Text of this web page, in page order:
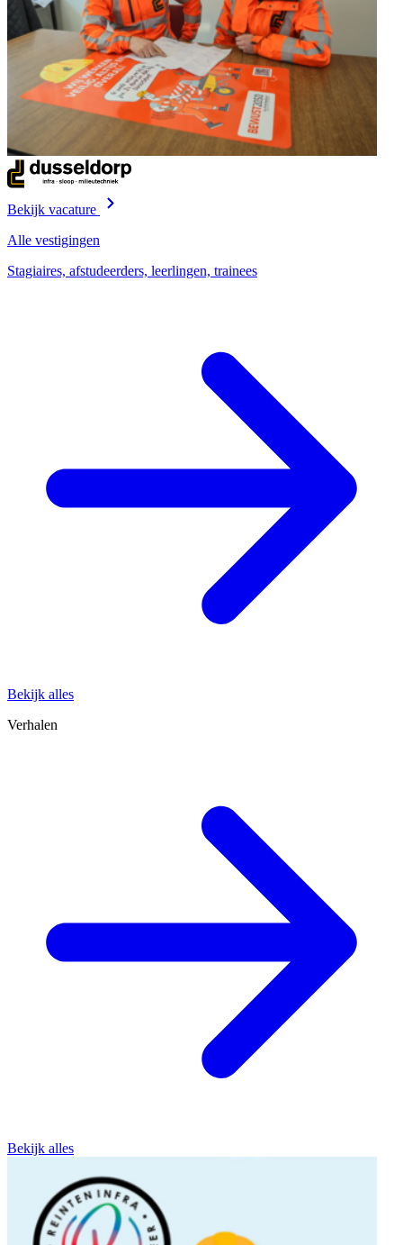
Bekijk vacature
Alle vestigingen
Stagiaires, afstudeerders, leerlingen, trainees
Bekijk alles
Verhalen
Bekijk alles